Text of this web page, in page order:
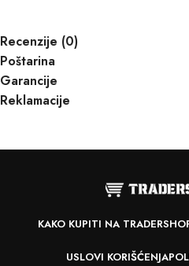
Recenzije (0)
Poštarina
Garancije
Reklamacije
KAKO KUPITI NA
USLOVI KORIŠĆENJA